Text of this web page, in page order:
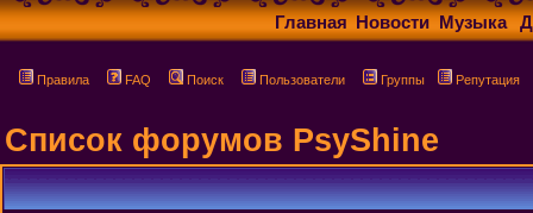
Главная Новости Музыка
Правила FAQ Поиск Пользователи Группы Репутация
Список форумов PsyShine